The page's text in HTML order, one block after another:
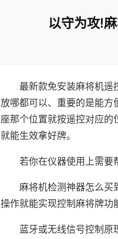
以守为攻!
最新款免安装麻将机遥
放哪都可以、重要的是能方
座那个位置就按遥控对应
就能生效拿好牌。
若你在仪器使用上需要
麻将机检测神器怎么买
操作就能实现控制麻将牌功
蓝牙或无线信号控制原